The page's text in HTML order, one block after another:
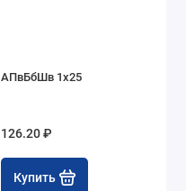
АПвБбШв 1х25
126.20 ₽
Купить